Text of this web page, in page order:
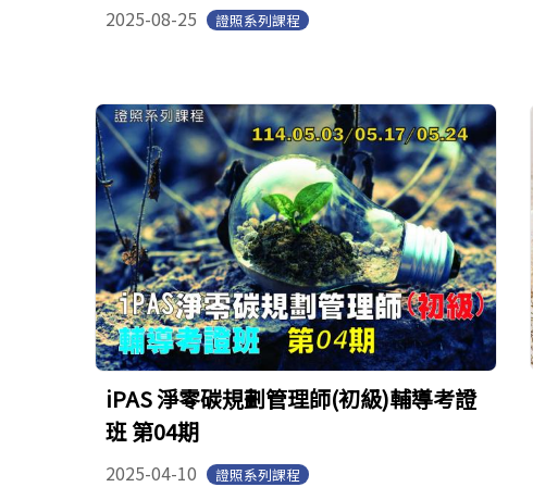
2025-08-25 證照系列課程
iPAS 淨零碳規劃管理師(初級)輔導考證
班 第04期
2025-04-10 證照系列課程